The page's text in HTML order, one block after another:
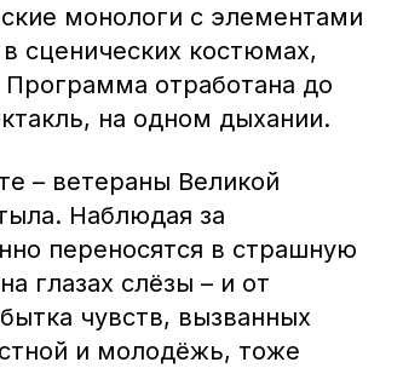
монологи с элементами
сценических костюмах,
отработана до
на одном дыхании.
– ветераны Великой
Наблюдая за
переносятся в страшную
глазах слёзы – и от
чувств, вызванных
и молодёжь, тоже